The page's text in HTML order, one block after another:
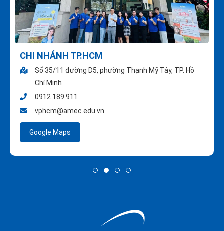
CHI NHÁNH TP.HCM
Số 35/11 đường D5, phường Thạnh Mỹ Tây, TP. Hồ
Chí Minh
0912 189 911
vphcm@amec.edu.vn
Google Maps